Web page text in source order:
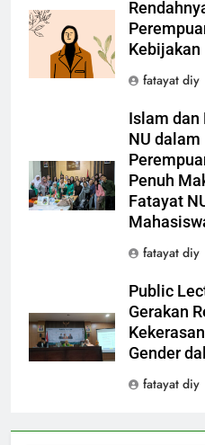
Kebijakan
fatayat diy
Islam dan
NU dalam
Penuh
Fatayat
fatayat diy
Public
Gerakan
Gender
fatayat diy